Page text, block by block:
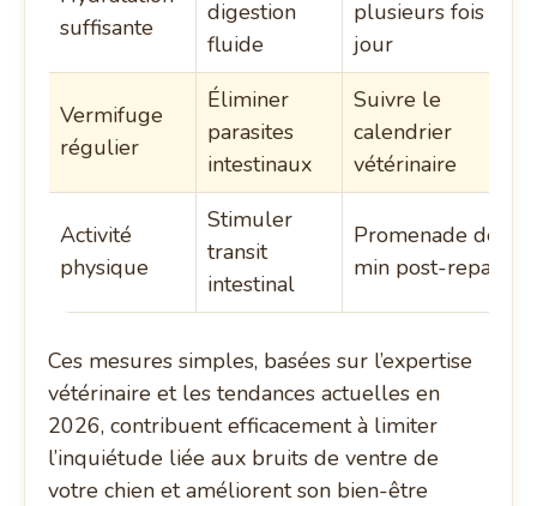
suffisante
digestion
fluide
plusieurs fois par
jour
Vermifuge
régulier
Éliminer
parasites
intestinaux
Suivre le
calendrier
vétérinaire
Activité
physique
Stimuler
transit
intestinal
Promenade de 30
min post-repas
Ces mesures simples, basées sur l’expertise
vétérinaire et les tendances actuelles en
2026, contribuent efficacement à limiter
l’inquiétude liée aux bruits de ventre de
votre chien et améliorent son bien-être